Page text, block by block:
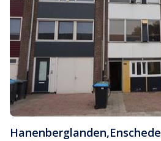
Hanenberglanden,Enschede